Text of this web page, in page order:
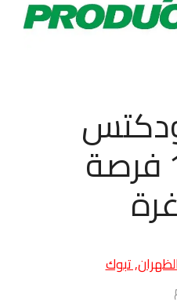
تعلن عن 17 فرصة
تبوك